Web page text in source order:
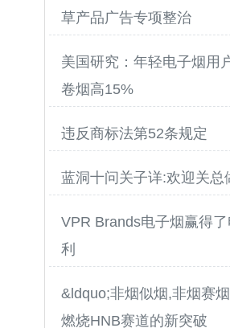
草产品广告专项整治
美国研究：年轻电子烟用
卷烟高15%
违反商标法第52条规定
蓝洞十问关子详:欢迎关总
VPR Brands电子烟赢得
利
&ldquo;非烟似烟,非烟赛
燃烧HNB赛道的新突破